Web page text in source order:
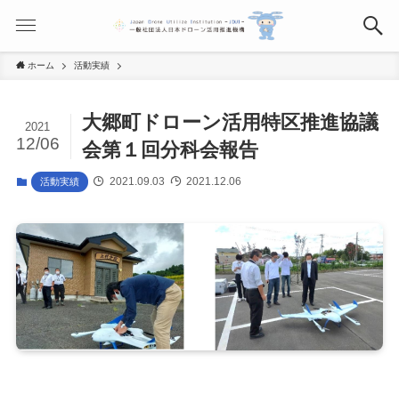
ホーム 活動実績
大郷町ドローン活用特区推進協議
会第１回分科会報告
2021
12/06
活動実績 2021.09.03 2021.12.06